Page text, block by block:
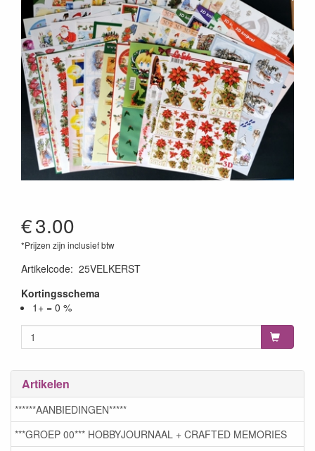
€3.00
*Prijzen zijn inclusief btw
Artikelcode: 25VELKERST
Kortingsschema
1+ = 0 %
Artikelen
******AANBIEDINGEN*****
***GROEP 00*** HOBBYJOURNAAL + CRAFTED MEMORIES